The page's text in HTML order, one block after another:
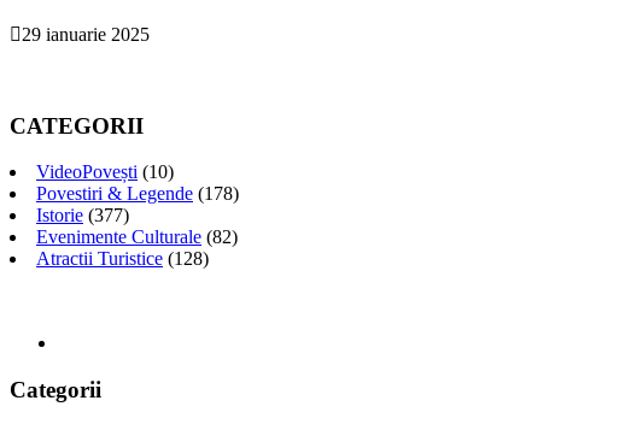
29 ianuarie 2025
CATEGORII
VideoPovești (10)
Povestiri & Legende (178)
Istorie (377)
Evenimente Culturale (82)
Atractii Turistice (128)
Categorii